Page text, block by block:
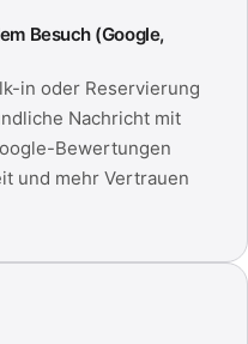
Besuch (Google,
in oder Reservierung
Nachricht mit
Bewertungen
und mehr Vertrauen